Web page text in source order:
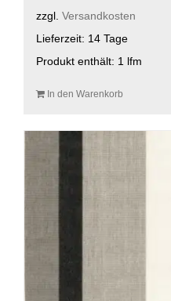
zzgl. Versandkosten
Lieferzeit: 14 Tage
Produkt enthält: 1 lfm
In den Warenkorb